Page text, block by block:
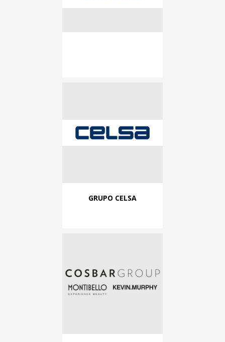
GRUPO CELSA